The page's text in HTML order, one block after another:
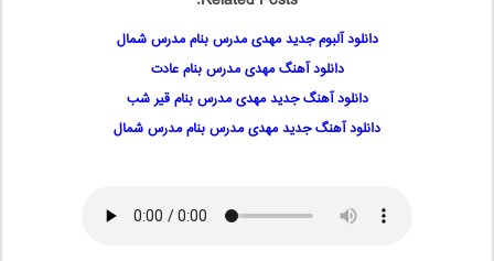
دانلود آلبوم جدید مهدی مدرس بنام مدرس شمال
دانلود آهنگ مهدی مدرس بنام عادت
دانلود آهنگ جدید مهدی مدرس بنام قیر شب
دانلود آهنگ جدید مهدی مدرس بنام مدرس شمال